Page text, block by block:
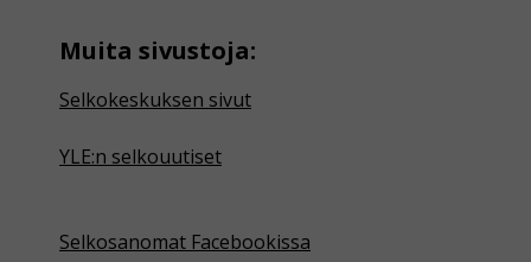
Muita sivustoja:
Selkokeskuksen sivut
YLE:n selkouutiset
Selkosanomat Facebookissa